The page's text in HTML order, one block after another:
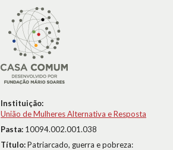
Instituição:
União de Mulheres Alternativa e Resposta
Pasta: 10094.002.001.038
Título:Patriarcado, guerra e pobreza: